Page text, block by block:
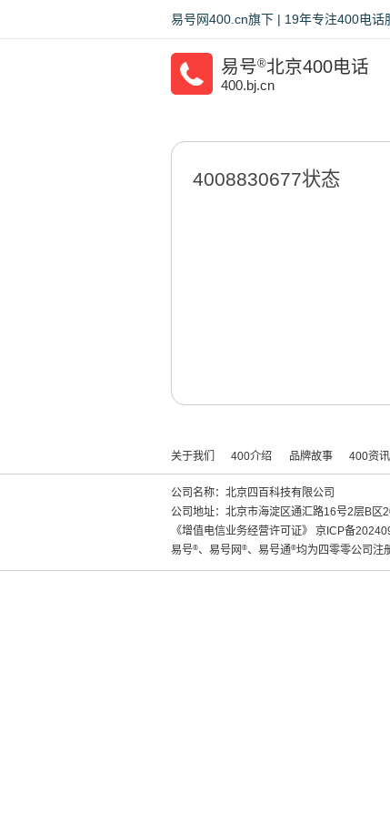
易号网400.cn旗下 | 19年专注400电话
易号®北京400电话
400.bj.cn
4008830677状态
关于我们 400介绍 品牌故事 400资讯
公司名称：北京四百科技有限公司
公司地址：北京市海淀区通汇路16号2层B区
《增值电信业务经营许可证》
京ICP备
易号®、易号网®、易号通®均为四零零公司注